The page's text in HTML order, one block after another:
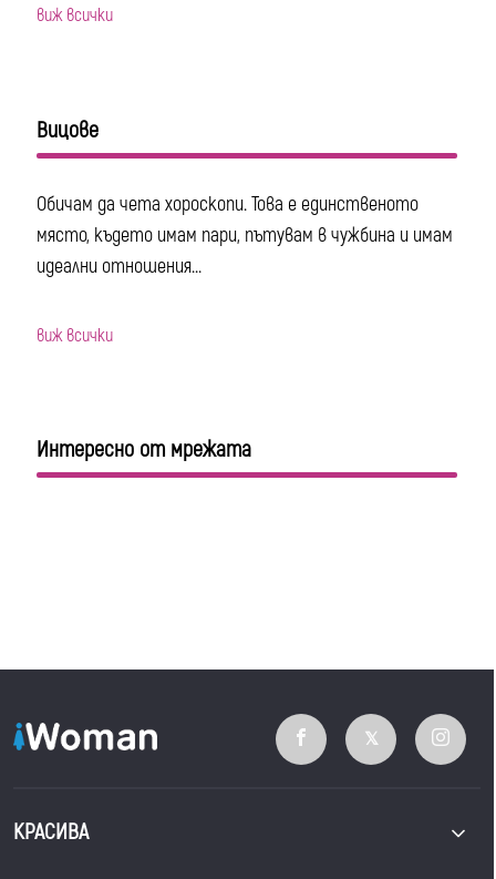
виж всички
Вицове
Обичам да чета хороскопи. Това е единственото
място, където имам пари, пътувам в чужбина и имам
идеални отношения...
виж всички
Интересно от мрежата
КРАСИВА